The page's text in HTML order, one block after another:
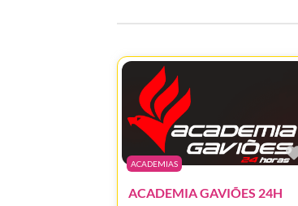
ACADEMIAS
ACADEMIA GAVIÕES 24H